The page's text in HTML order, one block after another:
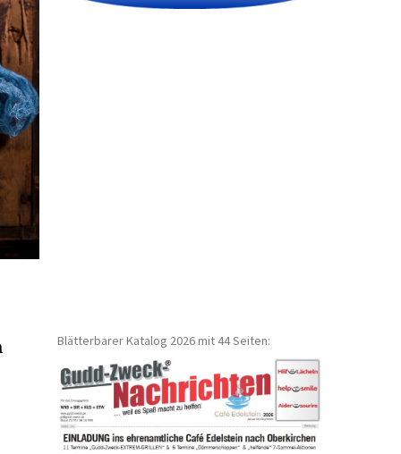
Blätterbarer Katalog 2026 mit 44 Seiten: